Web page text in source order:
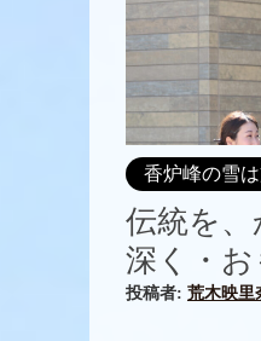
香炉峰の雪
伝統を、
深く・
投稿者: 荒木映里